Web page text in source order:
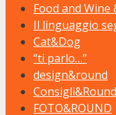
Food and Wine
Il linguaggio
Cat&Dog
“ti parlo…”
design&round
FOTO&ROUND